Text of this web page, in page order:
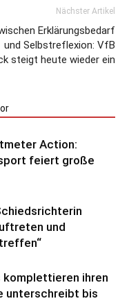
Nächster Artikel
Erklärungsbedarf
und Selbstreflexion: VfB
steigt heute wieder ein
Action:
feiert große
und
komplettieren ihren
unterschreibt bis